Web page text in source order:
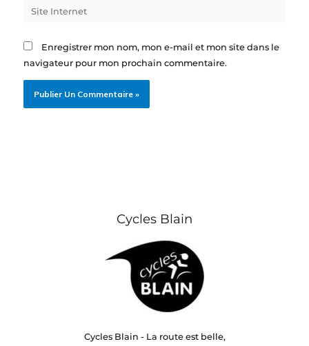
Site
Enregistrer mon nom, mon e-mail et mon site dans le
navigateur pour mon prochain commentaire.
Cycles Blain
Cycles Blain - La route est belle,